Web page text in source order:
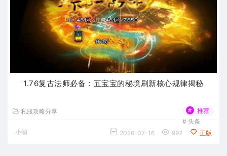
1.76复古法师必备：五宝宝的秘境刷新核心规律揭秘
私服攻略分享 #
推荐
# 头条
小编
2026-07-16 992 正版